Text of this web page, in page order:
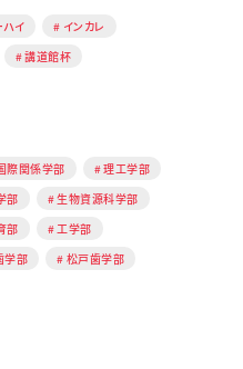
ハイ
インカレ
講道館杯
際関係学部
理工学部
部
生物資源科学部
部
工学部
学部
松戸歯学部